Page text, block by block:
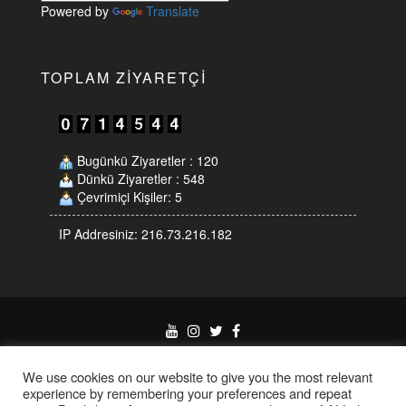
Powered by Translate
TOPLAM ZIYARETÇI
Bugünkü Ziyaretler : 120
Dünkü Ziyaretler : 548
Çevrimiçi Kişiler: 5
IP Addresiniz: 216.73.216.182
Themes4WP
We use cookies on our website to give you the most relevant
experience by remembering your preferences and repeat